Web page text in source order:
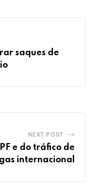
saques de
NEXT POST
e do tráfico de
internacional